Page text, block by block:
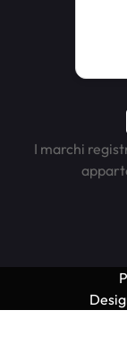
I marchi